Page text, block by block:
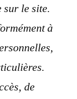
sur le site.
à
de